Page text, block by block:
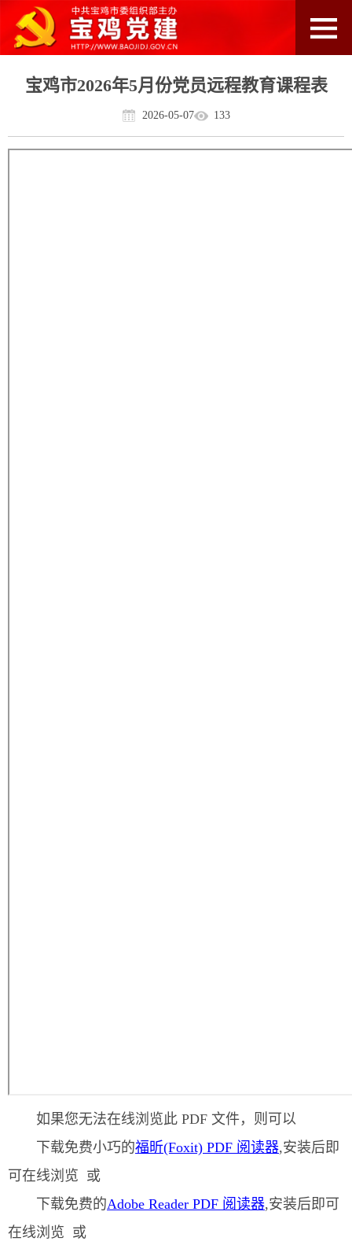
宝鸡市2026年5月份党员远程教育课程表
2026-05-07 133
如果您无法在线浏览此 PDF 文件，则可以
下载免费小巧的福昕(Foxit) PDF 阅读器,安装后即
可在线浏览 或
下载免费的Adobe Reader PDF 阅读器,安装后即可
在线浏览 或